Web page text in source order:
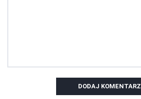
DODAJ KOMENTARZ